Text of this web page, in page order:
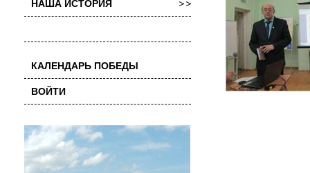
НАША ИСТОРИЯ
КАЛЕНДАРЬ ПОБЕДЫ
ВОЙТИ